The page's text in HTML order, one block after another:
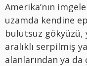
Amerika’nın
uzamda kendine
bulutsuz gökyüzü,
aralıklı serpilmiş
alanlarından ya